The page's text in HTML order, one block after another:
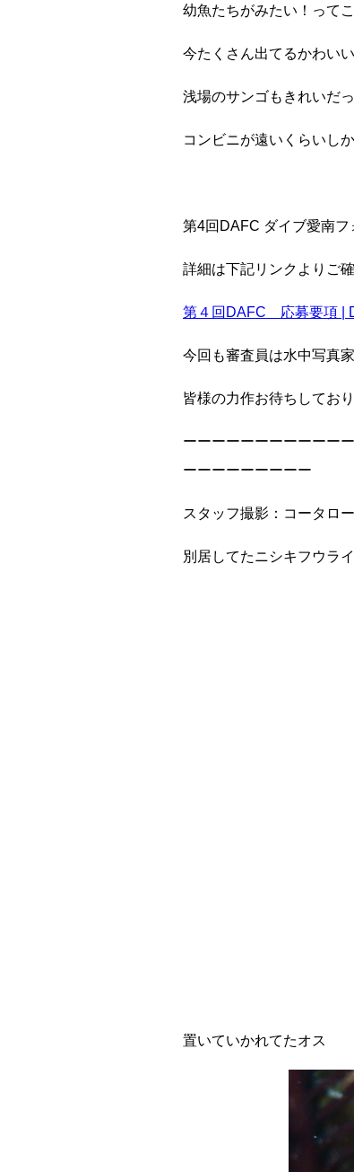
幼魚たちがみたい！って
今たくさん出てるかわい
浅場のサンゴもきれいだ
コンビニが遠いくらいし
第4回DAFC ダイブ愛南フ
詳細は下記リンクよりご
第４回DAFC 応募要項 |
今回も審査員は水中写真
皆様の力作お待ちしており
ーーーーーーーーーーー
ーーーーーーーーー
スタッフ撮影：コータロー
別居してたニシキフウラ
置いていかれてたオス